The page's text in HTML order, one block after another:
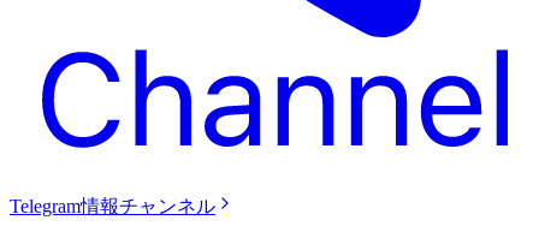
Telegram情報チャンネル